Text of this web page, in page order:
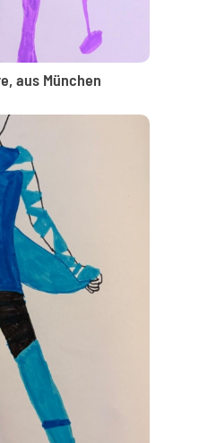
aus München